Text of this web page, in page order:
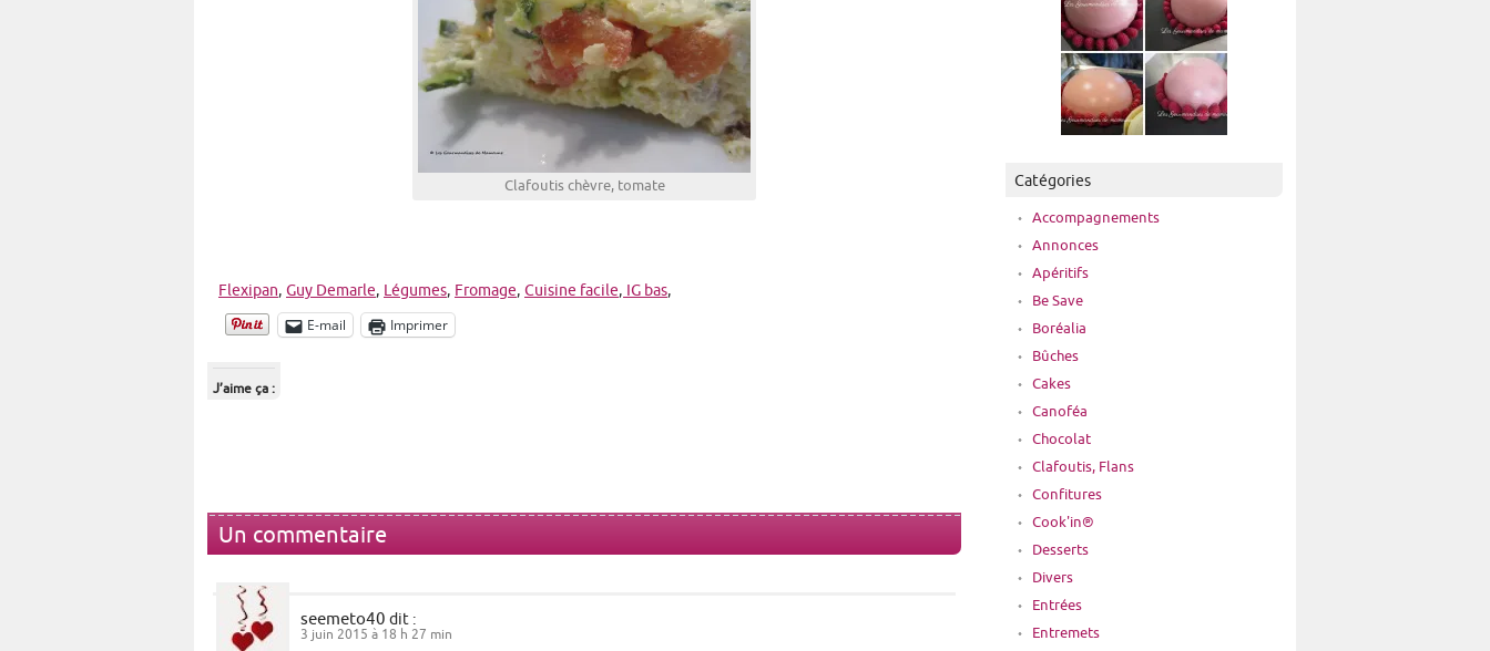
Clafoutis chèvre, tomate
Flexipan, Guy Demarle, Légumes, Fromage, Cuisine facile, IG bas,
E-mail Imprimer
J’aime ça :
Un commentaire
seemeto40 dit :
3 juin 2015 à 18 h 27 min
Catégories
Accompagnements
Annonces
Apéritifs
Be Save
Boréalia
Bûches
Cakes
Canoféa
Chocolat
Clafoutis, Flans
Confitures
Cook'in®
Desserts
Divers
Entrées
Entremets